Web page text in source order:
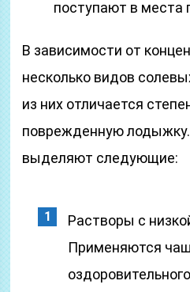
поступают в места
В зависимости от
несколько видов
из них отличается
поврежденную лодыжку.
выделяют следующие:
Растворы с
Применяются